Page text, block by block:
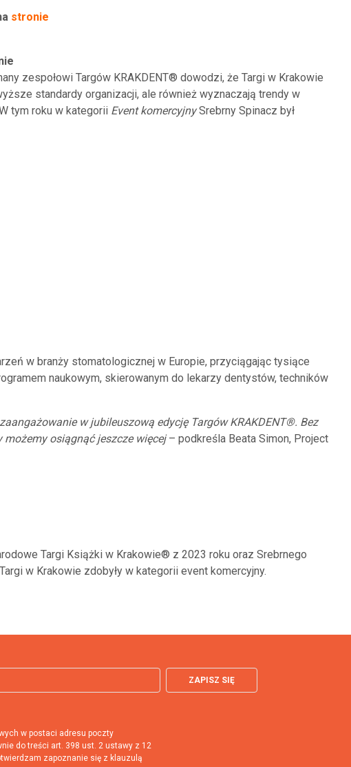
stronie
zespołowi Targów KRAKDENT® dowodzi, że Targi w Krakowie
standardy organizacji, ale również wyznaczają trendy w
tym roku w kategorii Event komercyjnySrebrny Spinacz był
w branży stomatologicznej w Europie, przyciągając tysiące
naukowym, skierowanym do lekarzy dentystów, techników
w jubileuszową edycję Targów KRAKDENT®. Bez
możemy osiągnąć jeszcze więcej– podkreśla Beata Simon, Project
Targi Książki w Krakowie® z 2023 roku oraz Srebrnego
w Krakowie zdobyły w kategorii event komercyjny.
w postaci adresu poczty
do treści art. 398 ust. 2 ustawy z 12
zapoznanie się z klauzulą
ZAPISZ SIĘ